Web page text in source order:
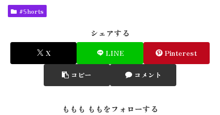
#𝕊horts
シェアする
X LINE Pinterest
コピー コメント
ももも ももをフォローする